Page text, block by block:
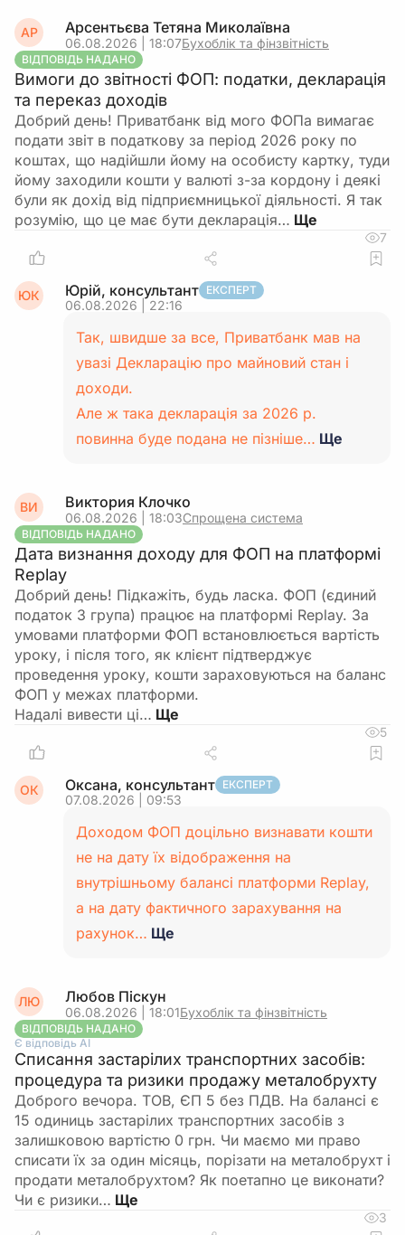
АР Арсентьєва Тетяна Миколаївна
06.08.2026 | 18:07Бухоблік та фінзвітність
ВІДПОВІДЬ НАДАНО
Вимоги до звітності ФОП: податки, декларація
та переказ доходів
Добрий день! Приватбанк від мого ФОПа вимагає
подати звіт в податкову за період 2026 року по
коштах, що надійшли йому на особисту картку, туди
йому заходили кошти у валюті з-за кордону і деякі
були як дохід від підприємницької діяльності. Я так
розумію, що це має бути декларація…
7
ЮК Юрій, консультант ЕКСПЕРТ
06.08.2026 | 22:16
Так, швидше за все, Приватбанк мав на
увазі Декларацію про майновий стан і
доходи.
Але ж така декларація за 2026 р.
повинна буде подана не пізніше… Ще
ВИ Виктория Клочко
06.08.2026 | 18:03Спрощена система
ВІДПОВІДЬ НАДАНО
Дата визнання доходу для ФОП на платформі
Replay
Добрий день! Підкажіть, будь ласка. ФОП (єдиний
податок 3 група) працює на платформі Replay. За
умовами платформи ФОП встановлюється вартість
уроку, і після того, як клієнт підтверджує
проведення уроку, кошти зараховуються на баланс
ФОП у межах платформи.
Надалі вивести ці…
5
ОК Оксана, консультант ЕКСПЕРТ
07.08.2026 | 09:53
Доходом ФОП доцільно визнавати кошти
не на дату їх відображення на
внутрішньому балансі платформи Replay,
а на дату фактичного зарахування на
рахунок… Ще
ЛЮ Любов Піскун
06.08.2026 | 18:01Бухоблік та фінзвітність
ВІДПОВІДЬ НАДАНО
Є відповідь АІ
Списання застарілих транспортних засобів:
процедура та ризики продажу металобрухту
Доброго вечора. ТОВ, ЄП 5 без ПДВ. На балансі є
15 одиниць застарілих транспортних засобів з
залишковою вартістю 0 грн. Чи маємо ми право
списати їх за один місяць, порізати на металобрухт і
продати металобрухтом? Як поетапно це виконати?
Чи є ризики…
3